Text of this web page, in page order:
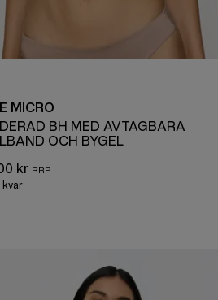
MICRO
BH MED AVTAGBARA
OCH BYGEL
kr
kvar